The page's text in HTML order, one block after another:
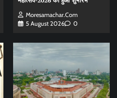
Moresamachar.com
5 August 2026
0